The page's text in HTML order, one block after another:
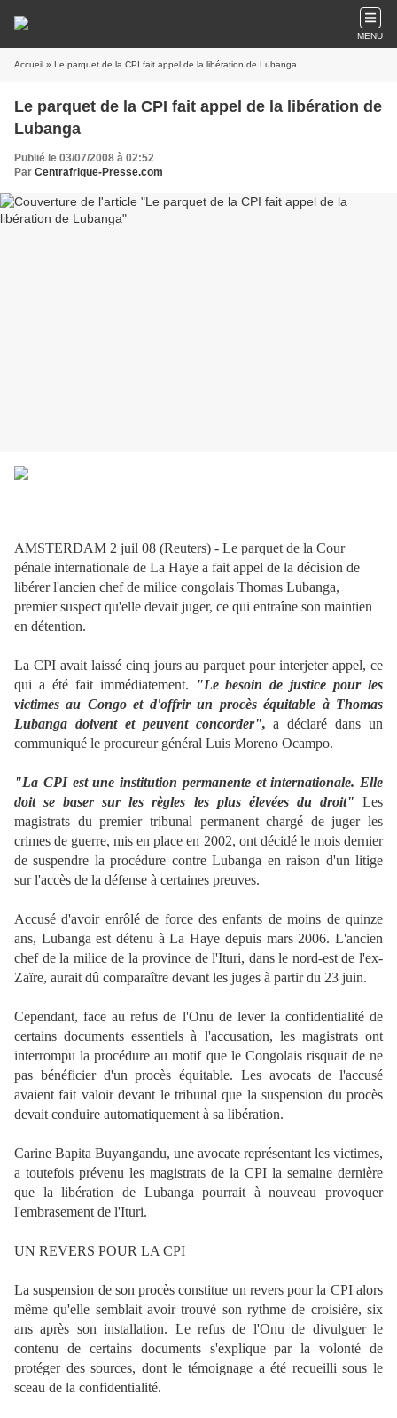
MENU
Accueil » Le parquet de la CPI fait appel de la libération de Lubanga
Le parquet de la CPI fait appel de la libération de
Lubanga
Publié le 03/07/2008 à 02:52
Par Centrafrique-Presse.com
AMSTERDAM 2 juil 08 (Reuters) - Le parquet de la Cour
pénale internationale de La Haye a fait appel de la décision de
libérer l'ancien chef de milice congolais Thomas Lubanga,
premier suspect qu'elle devait juger, ce qui entraîne son maintien
en détention.
La CPI avait laissé cinq jours au parquet pour interjeter appel, ce
qui a été fait immédiatement.
"Le besoin de justice pour les
victimes au Congo et d'offrir un procès équitable à Thomas
Lubanga doivent et peuvent concorder", a déclaré dans un
communiqué le procureur général Luis Moreno Ocampo.
"La CPI est une institution permanente et internationale. Elle
doit se baser sur les règles les plus élevées du droit" Les
magistrats du premier tribunal permanent chargé de juger les
crimes de guerre, mis en place en 2002, ont décidé le mois dernier
de suspendre la procédure contre Lubanga en raison d'un litige
sur l'accès de la défense à certaines preuves.
Accusé d'avoir enrôlé de force des enfants de moins de quinze
ans, Lubanga est détenu à La Haye depuis mars 2006. L'ancien
chef de la milice de la province de l'Ituri, dans le nord-est de l'ex-
Zaïre, aurait dû comparaître devant les juges à partir du 23 juin.
Cependant, face au refus de l'Onu de lever la confidentialité de
certains documents essentiels à l'accusation, les magistrats ont
interrompu la procédure au motif que le Congolais risquait de ne
pas bénéficier d'un procès équitable. Les avocats de l'accusé
avaient fait valoir devant le tribunal que la suspension du procès
devait conduire automatiquement à sa libération.
Carine Bapita Buyangandu, une avocate représentant les victimes,
a toutefois prévenu les magistrats de la CPI la semaine dernière
que la libération de Lubanga pourrait à nouveau provoquer
l'embrasement de l'Ituri.
UN REVERS POUR LA CPI
La suspension de son procès constitue un revers pour la CPI alors
même qu'elle semblait avoir trouvé son rythme de croisière, six
ans après son installation. Le refus de l'Onu de divulguer le
contenu de certains documents s'explique par la volonté de
protéger des sources, dont le témoignage a été recueilli sous le
sceau de la confidentialité.